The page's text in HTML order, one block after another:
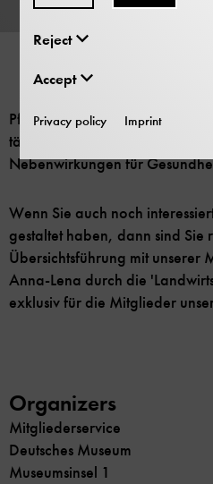
Pflanzen, Tiere und
tägliches Brot kommt – samt
Nebenwirkungen für
Wenn Sie auch noch
gestaltet haben, dann sind Sie
Übersichtsführung mit unserer
Anna-Lena durch die
exklusiv für die Mitglieder
Organizers
Mitgliederservice
Deutsches Museum
Museumsinsel 1
Reject
Accept
Privacy policy Imprint